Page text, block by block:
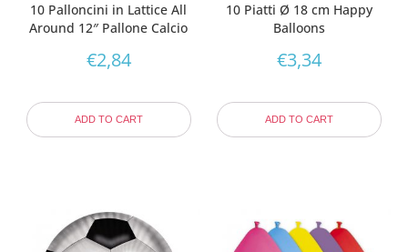
10 Palloncini in Lattice All
Around 12″ Pallone Calcio
€2,84
ADD TO CART
10 Piatti Ø 18 cm Happy
Balloons
€3,34
ADD TO CART